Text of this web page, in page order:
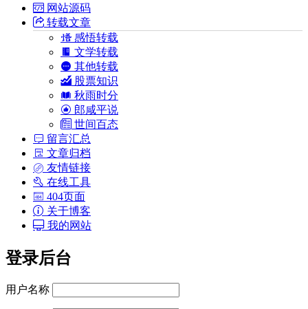
网站源码
转载文章
感悟转载
文学转载
其他转载
股票知识
秋雨时分
郎咸平说
世间百态
留言汇总
文章归档
友情链接
在线工具
404页面
关于博客
我的网站
登录后台
用户名称